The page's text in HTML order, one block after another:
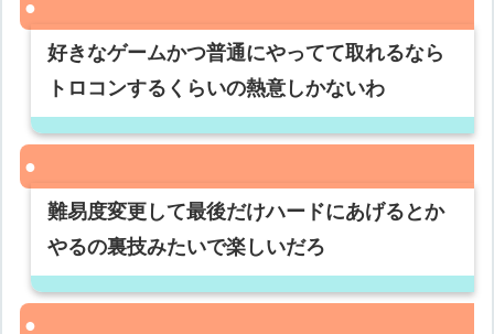
好きなゲームかつ普通にやってて取れるなら
トロコンするくらいの熱意しかないわ
難易度変更して最後だけハードにあげるとか
やるの裏技みたいで楽しいだろ